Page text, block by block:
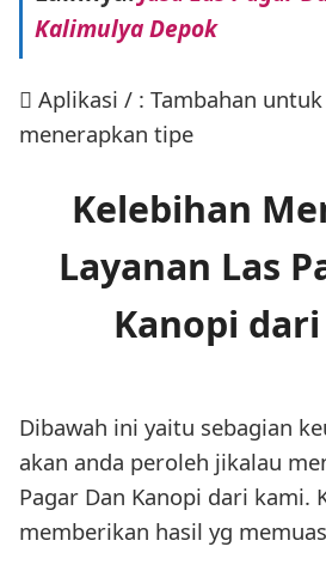
Kalimulya Depok
 Aplikasi / : Tambahan
menerapkan tipe
Kelebihan
Layanan Las
Kanopi
Dibawah ini yaitu sebagian
akan anda peroleh jikalau
Pagar Dan Kanopi dari kami.
memberikan hasil yg